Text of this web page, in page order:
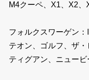
M4クーペ、X1、X2
フォルクスワーゲン
テオン、ゴルフ、ザ・
ティグアン、ニュー